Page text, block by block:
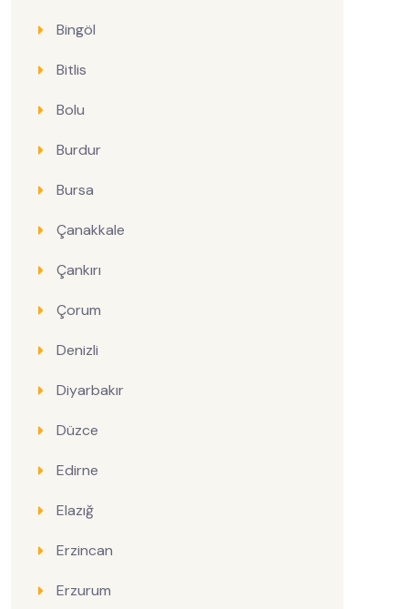
Bingöl
Bitlis
Bolu
Burdur
Bursa
Çanakkale
Çankırı
Çorum
Denizli
Diyarbakır
Düzce
Edirne
Elazığ
Erzincan
Erzurum